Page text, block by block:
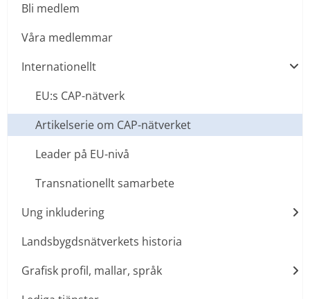
Bli medlem
Våra medlemmar
Internationellt
EU:s CAP-nätverk
Artikelserie om CAP-nätverket
Leader på EU-nivå
Transnationellt samarbete
Ung inkludering
Landsbygdsnätverkets historia
Grafisk profil, mallar, språk